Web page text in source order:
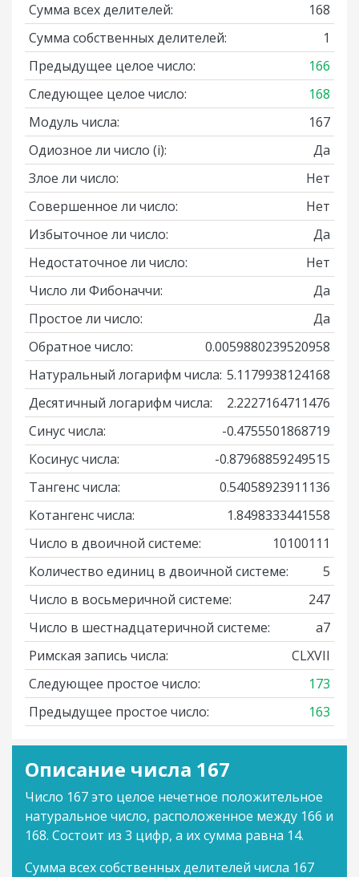
Сумма всех делителей:
168
Сумма собственных делителей:
1
Предыдущее целое число:
166
Следующее целое число:
168
Модуль числа:
167
Одиозное ли число (i):
Да
Злое ли число:
Нет
Совершенное ли число:
Нет
Избыточное ли число:
Да
Недостаточное ли число:
Нет
Число ли Фибоначчи:
Да
Простое ли число:
Да
Обратное число:
0.0059880239520958
Натуральный логарифм числа: 5.1179938124168
Десятичный логарифм числа:
2.2227164711476
Синус числа:
-0.4755501868719
Косинус числа:
-0.87968859249515
Тангенс числа:
0.54058923911136
Котангенс числа:
1.8498333441558
Число в двоичной системе:
10100111
Количество единиц в двоичной системе:
5
Число в восьмеричной системе:
247
Число в шестнадцатеричной системе:
a7
Римская запись числа:
CLXVII
Следующее простое число:
173
Предыдущее простое число:
163
Описание числа 167
Число 167 это целое нечетное положительное
натуральное число, расположенное между 166 и
168. Состоит из 3 цифр, а их сумма равна 14.
Сумма всех собственных делителей числа 167